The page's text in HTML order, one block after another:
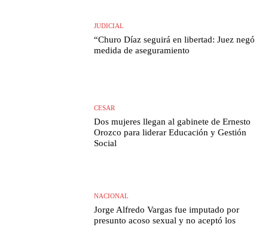
JUDICIAL
“Churo Díaz seguirá en libertad: Juez negó
medida de aseguramiento
CESAR
Dos mujeres llegan al gabinete de Ernesto
Orozco para liderar Educación y Gestión
Social
NACIONAL
Jorge Alfredo Vargas fue imputado por
presunto acoso sexual y no aceptó los